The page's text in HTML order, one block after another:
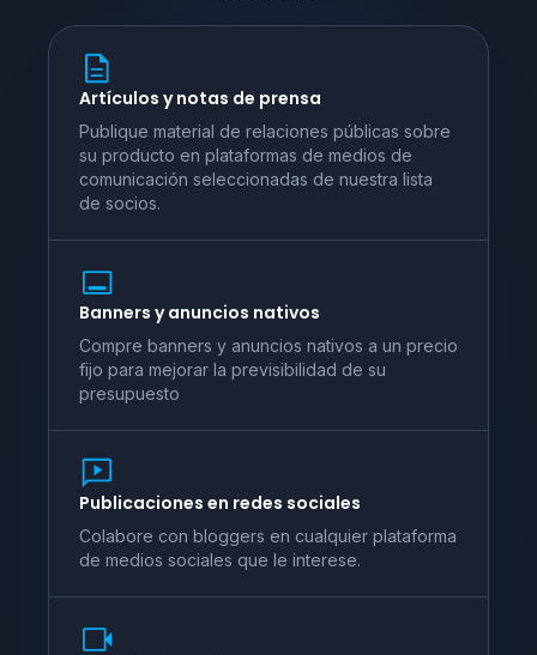
Artículos y notas de prensa
Publique material de relaciones públicas sobre
su producto en plataformas de medios de
comunicación seleccionadas de nuestra lista
de socios.
Banners y anuncios nativos
Compre banners y anuncios nativos a un precio
fijo para mejorar la previsibilidad de su
presupuesto
Publicaciones en redes sociales
Colabore con bloggers en cualquier plataforma
de medios sociales que le interese.